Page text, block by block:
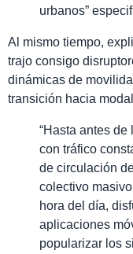
urbanos”
Al mismo tiempo,
trajo consigo
dinámicas de
transición hacia
“Hasta antes
con tráfico
de circulación
colectivo
hora del día,
aplicaciones
popularizar los